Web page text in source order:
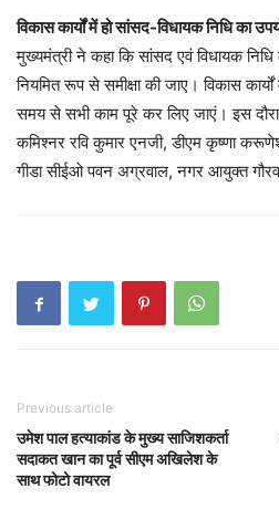
विकास कार्यों में हो सांसद-विधायक निधि का
मुख्यमंत्री ने कहा कि सांसद एवं विधायक
नियमित रूप से समीक्षा की जाए। विकास
समय से सभी काम पूरे कर लिए जाएं। इस
कमिश्नर रवि कुमार एनजी, डीएम कृष्णा
गीडा सीईओ पवन अग्रवाल, नगर आयुक्त
Previous article
उमेश पाल हत्याकांड के मुख्य साजिशकर्ता
सदाकत खान का पूर्व सीएम अखिलेश के
साथ फोटो वायरल